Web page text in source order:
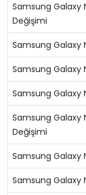
Samsung Galaxy
Değişimi
Samsung Galaxy
Samsung Galaxy
Samsung Galaxy
Samsung Galaxy
Değişimi
Samsung Galaxy
Samsung Galaxy